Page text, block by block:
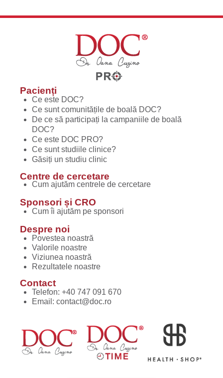
Pacienți
Ce este DOC?
Ce sunt comunitățile de boală DOC?
De ce să participați la campaniile de boală
DOC?
Ce este DOC PRO?
Ce sunt studiile clinice?
Găsiți un studiu clinic
Centre de cercetare
Cum ajutăm centrele de cercetare
Sponsori și CRO
Cum îi ajutăm pe sponsori
Despre noi
Povestea noastră
Valorile noastre
Viziunea noastră
Rezultatele noastre
Contact
Telefon: +40 747 091 670
Email: contact@doc.ro